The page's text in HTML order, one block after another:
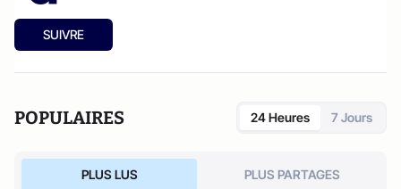
SUIVRE
POPULAIRES 24 Heures 7 Jours
PLUS LUS PLUS PARTAGES